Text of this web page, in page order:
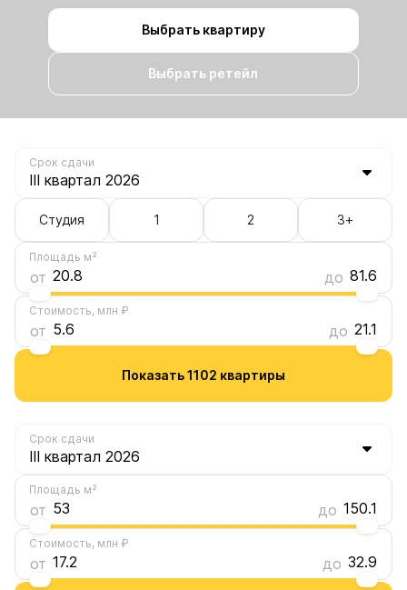
Выбрать квартиру
Выбрать ретейл
Срок сдачи
Студия 1 2 3+
Площадь м²
от 20.8 до 81.6
Стоимость, млн ₽
от 5.6 до 21.1
Показать 1102 квартиры
Срок сдачи
Площадь м²
от 53 до 150.1
Стоимость, млн ₽
от 17.2 до 32.9